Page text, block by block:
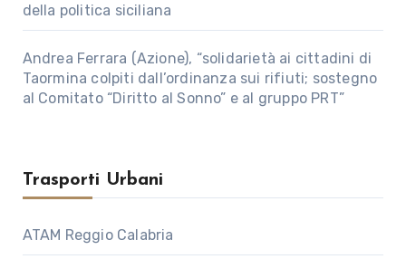
della politica siciliana
Andrea Ferrara (Azione), “solidarietà ai cittadini di
Taormina colpiti dall’ordinanza sui rifiuti; sostegno
al Comitato “Diritto al Sonno” e al gruppo PRT”
Trasporti Urbani
ATAM Reggio Calabria